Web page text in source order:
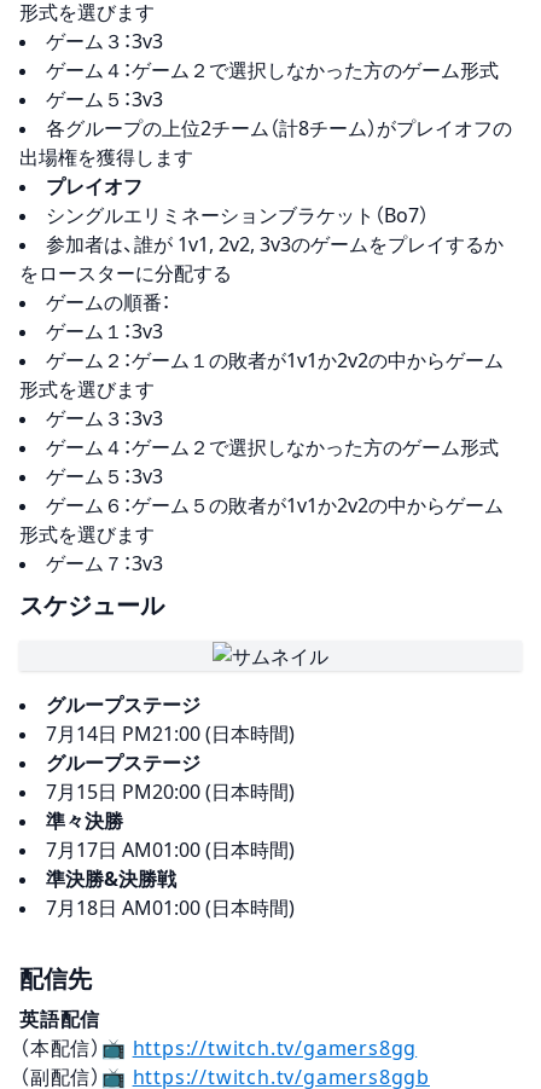
形式を選びます
ゲーム３：3v3
ゲーム４：ゲーム２で選択しなかった方のゲーム形式
ゲーム５：3v3
各グループの上位2チーム（計8チーム）がプレイオフの
出場権を獲得します
プレイオフ
シングルエリミネーションブラケット（Bo7）
参加者は、誰が 1v1, 2v2, 3v3のゲームをプレイするか
をロースターに分配する
ゲームの順番：
ゲーム１：3v3
ゲーム２：ゲーム１の敗者が1v1か2v2の中からゲーム
形式を選びます
ゲーム３：3v3
ゲーム４：ゲーム２で選択しなかった方のゲーム形式
ゲーム５：3v3
ゲーム６：ゲーム５の敗者が1v1か2v2の中からゲーム
形式を選びます
ゲーム７：3v3
スケジュール
グループステージ
7月14日 PM21:00 (日本時間)
グループステージ
7月15日 PM20:00 (日本時間)
準々決勝
7月17日 AM01:00 (日本時間)
準決勝&決勝戦
7月18日 AM01:00 (日本時間)
配信先
英語配信
（本配信）📺 https://twitch.tv/gamers8gg
（副配信）📺 https://twitch.tv/gamers8ggb